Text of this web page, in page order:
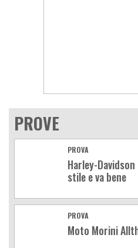
PROVE
PROVA
Harley-
stile e va bene
PROVA
Moto Morini